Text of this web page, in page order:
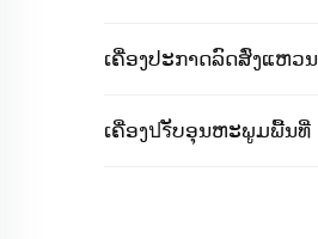
ເຄື່ອງປະກາດລົດສົ່ງແຫວນ
ເຄື່ອງปรັບອຸນຫະພູມພື້ນທີ່